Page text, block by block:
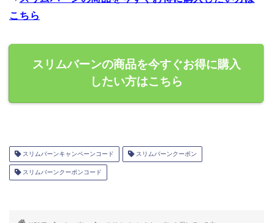
こちら
スリムバーンの商品を今すぐお得に購入
したい方はこちら
スリムバーンキャンペーンコード スリムバーンクーポン
スリムバーンクーポンコード